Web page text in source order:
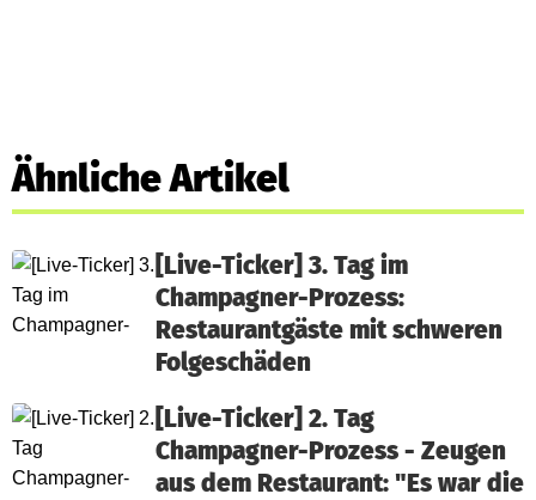
Ähnliche Artikel
[Live-Ticker] 3. Tag im
Champagner-Prozess:
Restaurantgäste mit schweren
Folgeschäden
[Live-Ticker] 2. Tag
Champagner-Prozess - Zeugen
aus dem Restaurant: "Es war die